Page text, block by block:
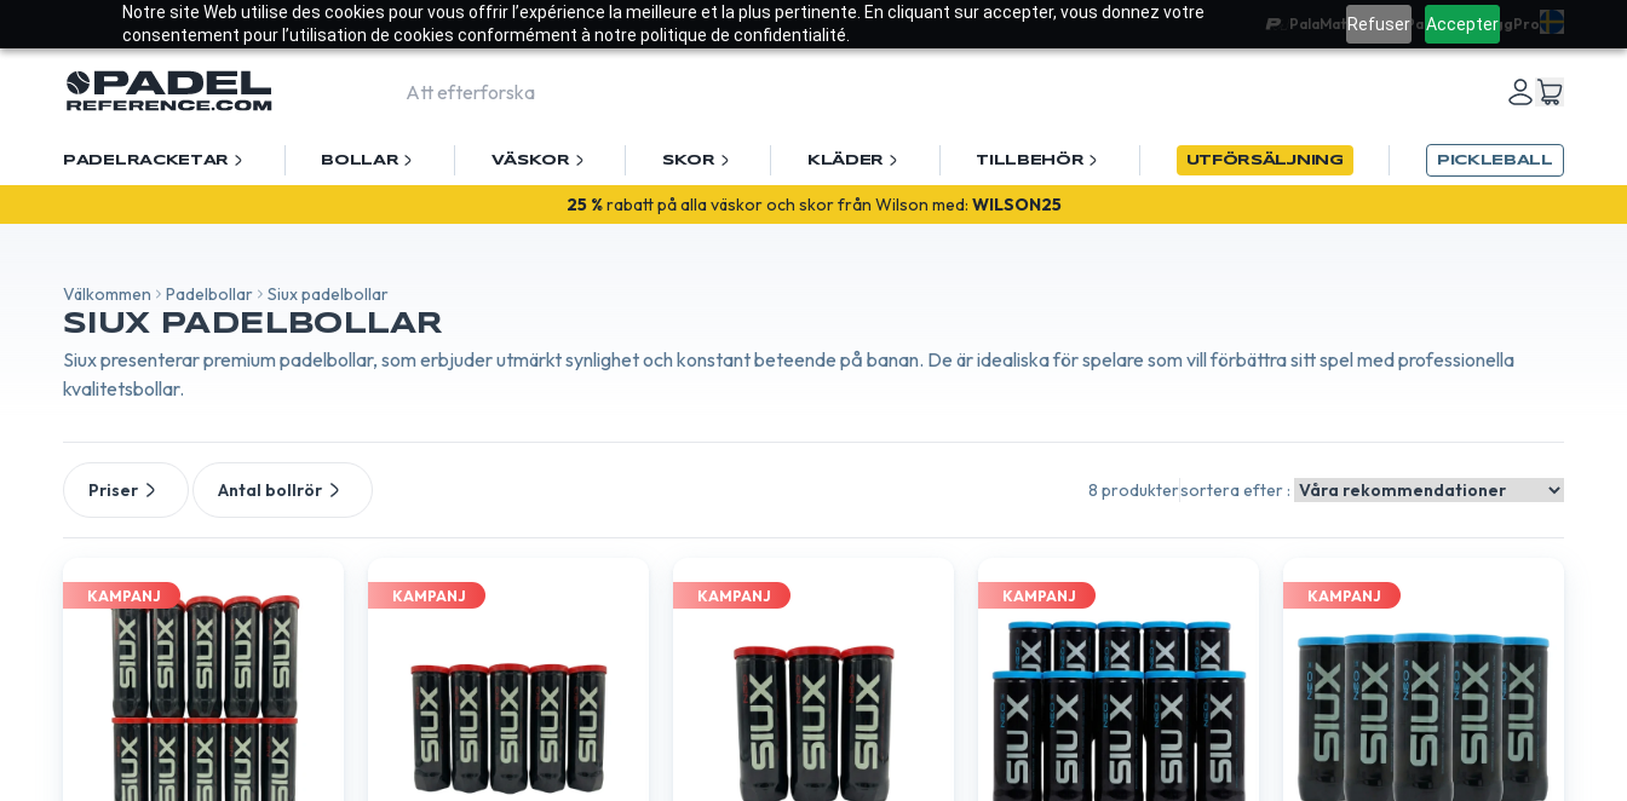
Notre site Web utilise des cookies pour vous offrir l’expérience la meilleure et la plus pertinente. En cliquant sur accepter, vous donnez votre
consentement pour l’utilisation de cookies conformément à notre politique de confidentialité.
Refuser Accepter
PalaMatchTeam PadelRefBloggPro
PADELRACKETAR BOLLAR VÄSKOR SKOR KLÄDER TILLBEHÖR UTFÖRSÄLJNING PICKLEBALL
Välkommen! Få 10% rabatt på din första beställning med
Välkommen Padelbollar Siux padelbollar
SIUX PADELBOLLAR
Siux presenterar premium padelbollar, som erbjuder utmärkt synlighet och konstant beteende på banan. De är idealiska för spelare som vill förbättra sitt spel med professionella
kvalitetsbollar.
KAMPANJ KAMPANJ KAMPANJ KAMPANJ KAMPANJ
Priser Antal bollrör 8 produktersortera efter :